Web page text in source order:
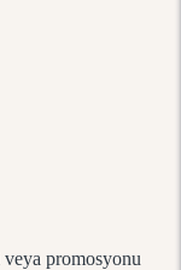
promosyonu